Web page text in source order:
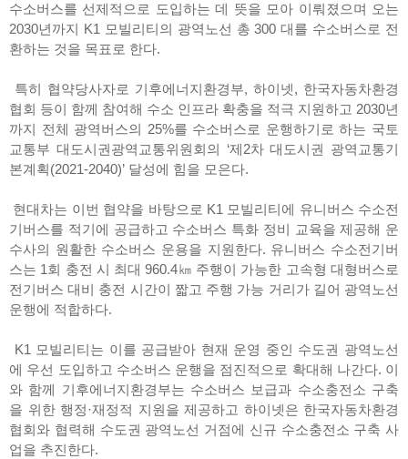
수소버스를 선제적으로 도입하는 데 뜻을 모아 이뤄졌으며 오는
2030년까지 K1 모빌리티의 광역노선 총 300 대를 수소버스로 전
환하는 것을 목표로 한다.
특히 협약당사자로 기후에너지환경부, 하이넷, 한국자동차환경
협회 등이 함께 참여해 수소 인프라 확충을 적극 지원하고 2030년
까지 전체 광역버스의 25%를 수소버스로 운행하기로 하는 국토
교통부 대도시권광역교통위원회의 ‘제2차 대도시권 광역교통기
본계획(2021-2040)’ 달성에 힘을 모은다.
현대차는 이번 협약을 바탕으로 K1 모빌리티에 유니버스 수소전
기버스를 적기에 공급하고 수소버스 특화 정비 교육을 제공해 운
수사의 원활한 수소버스 운용을 지원한다. 유니버스 수소전기버
스는 1회 충전 시 최대 960.4㎞ 주행이 가능한 고속형 대형버스로
전기버스 대비 충전 시간이 짧고 주행 가능 거리가 길어 광역노선
운행에 적합하다.
K1 모빌리티는 이를 공급받아 현재 운영 중인 수도권 광역노선
에 우선 도입하고 수소버스 운행을 점진적으로 확대해 나간다. 이
와 함께 기후에너지환경부는 수소버스 보급과 수소충전소 구축
을 위한 행정·재정적 지원을 제공하고 하이넷은 한국자동차환경
협회와 협력해 수도권 광역노선 거점에 신규 수소충전소 구축 사
업을 추진한다.